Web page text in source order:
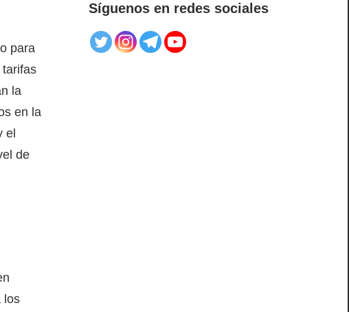
para
la
en la
el
de
los
Síguenos en redes sociales